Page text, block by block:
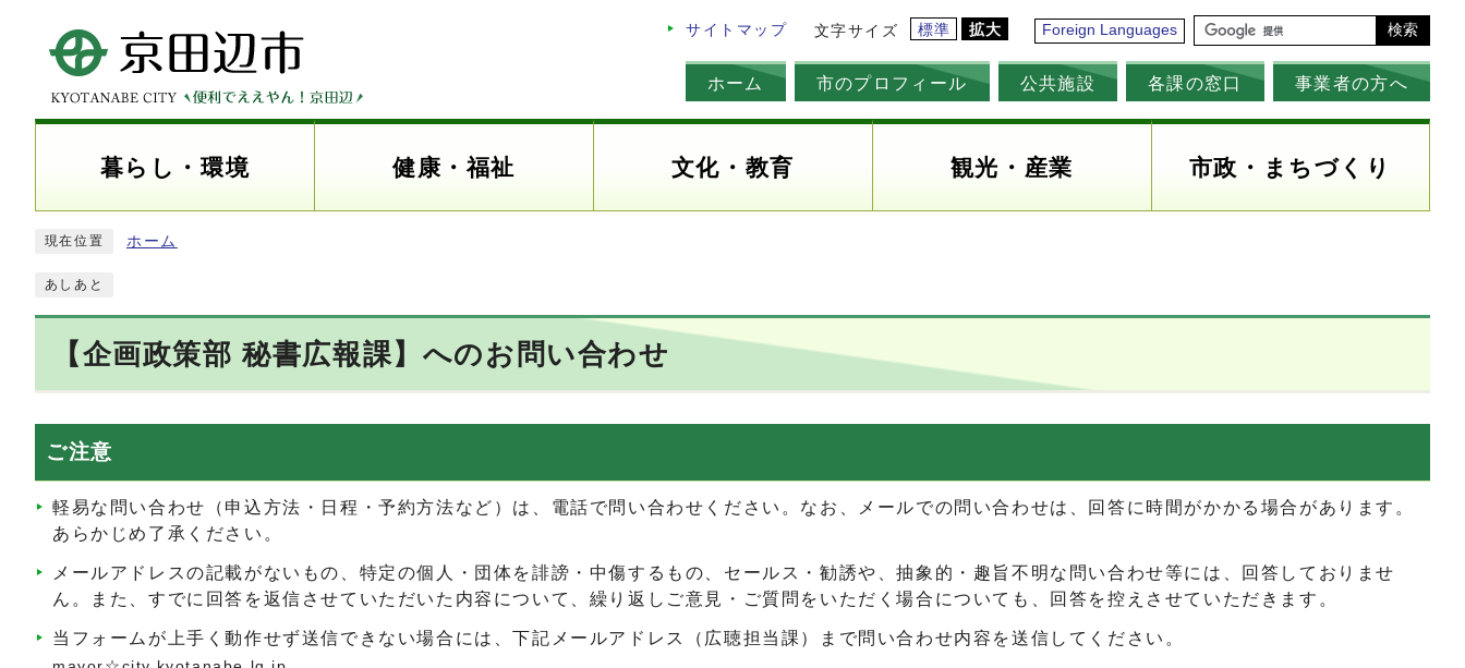
サイトマップ 文字サイズ 標準 拡大 Foreign Languages 検索
ホーム 市のプロフィール 公共施設 各課の窓口 事業者の方へ
暮らし・環境 健康・福祉 文化・教育 観光・産業 市政・まちづくり
現在位置 ホーム
あしあと
【企画政策部 秘書広報課】へのお問い合わせ
ご注意
軽易な問い合わせ（申込方法・日程・予約方法など）は、電話で問い合わせください。なお、メールでの問い合わせは、回答に時間がかかる場合があります。
あらかじめ了承ください。
メールアドレスの記載がないもの、特定の個人・団体を誹謗・中傷するもの、セールス・勧誘や、抽象的・趣旨不明な問い合わせ等には、回答しておりませ
ん。また、すでに回答を返信させていただいた内容について、繰り返しご意見・ご質問をいただく場合についても、回答を控えさせていただきます。
当フォームが上手く動作せず送信できない場合には、下記メールアドレス（広聴担当課）まで問い合わせ内容を送信してください。